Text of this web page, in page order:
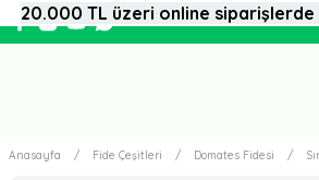
Anasayfa Fide Çeşitleri Domates Fidesi
20.000 TL üzeri online siparişlerde